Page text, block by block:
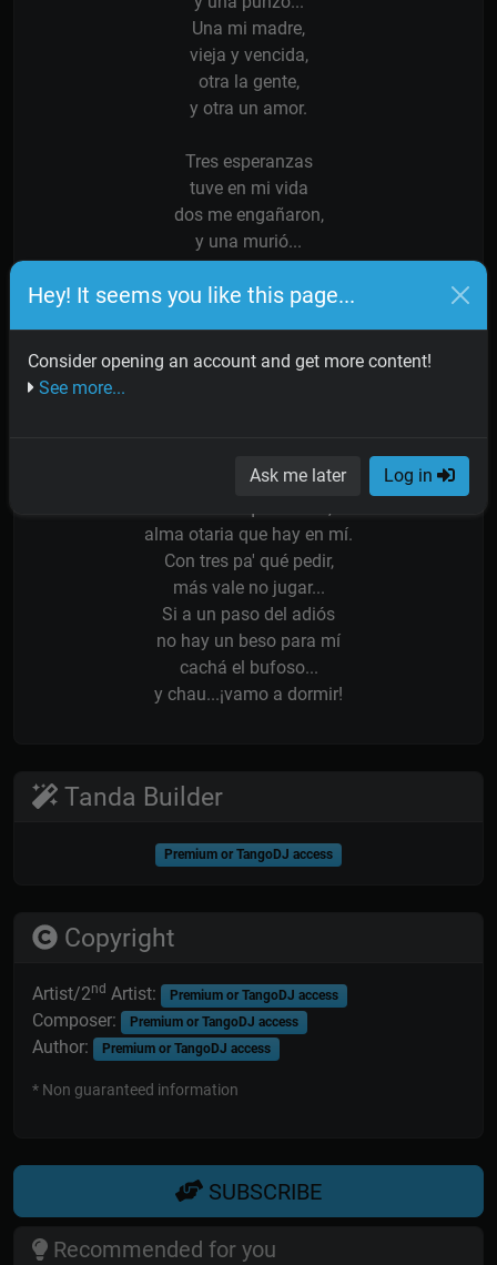
Hey! It seems you like this page...
Consider opening an account and get more content!
See more...
Ask me later Log in
Una mi madre,
vieja y vencida,
otra la gente,
y otra un amor.
Tres esperanzas
tuve en mi vida
dos me engañaron,
y una murió...
No tengo ni rencor,
¡terror al porvenir!
me cache en dié, qué gil!
alma otaria que hay en mí.
Con tres pa' qué pedir,
más vale no jugar...
Si a un paso del adiós
no hay un beso para mí
cachá el bufoso...
y chau...¡vamo a dormir!
Tanda Builder
Premium or TangoDJ access
Copyright
Artist/2nd Artist: Premium or TangoDJ access
Composer: Premium or TangoDJ access
Author: Premium or TangoDJ access
* Non guaranteed information
SUBSCRIBE
Recommended for you